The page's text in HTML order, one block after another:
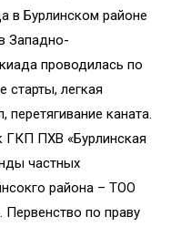
в Бурлинском районе
Западно-
проводилась по
старты, легкая
перетягивание каната.
ГКП ПХВ «Бурлинская
частных
района – ТОО
по праву